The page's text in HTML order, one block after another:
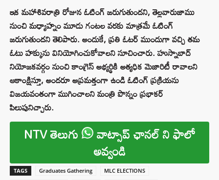
ఇక మహాశివరాత్రి రోజున ఓటింగ్ జరుగుతుందని, తెల్లవారుజాము
నుంచి మధ్యాహ్నం మూడు గంటల వరకు మాత్రమే ఓటింగ్
జరుగుతుందని తెలిపారు. అందుకే, ప్రతి ఓటర్ ముందుగా వచ్చి తమ
ఓటు హక్కును వినియోగించుకోవాలని సూచించారు. హుస్నాబాద్
నియోజకవర్గం నుంచి కాంగ్రెస్ అభ్యర్థికి అత్యధిక మెజారిటీ రావాలని
ఆకాంక్షిస్తూ, అందరూ అప్రమత్తంగా ఉండి ఓటింగ్ ప్రక్రియను
విజయవంతంగా ముగించాలని మంత్రి పొన్నం ప్రభాకర్
పిలుపునిచ్చారు.
NTV తెలుగు వాట్సాప్ ఛానల్ ని ఫాలో
అవ్వండి
TAGS Graduates Gathering
MLC ELECTIONS